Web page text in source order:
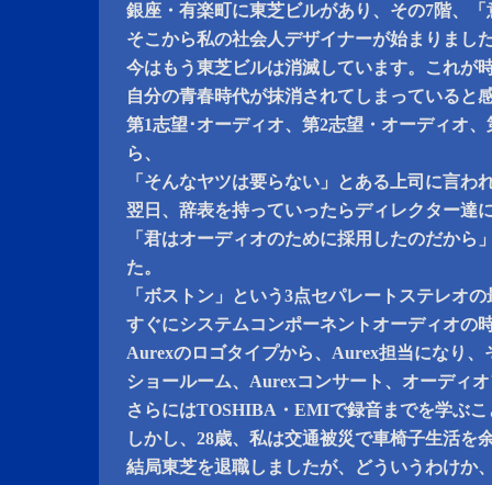
銀座・有楽町に東芝ビルがあり、その7階、
そこから私の社会人デザイナーが始まりまし
今はもう東芝ビルは消滅しています。これが
自分の青春時代が抹消されてしまっていると
第1志望･オーディオ、第2志望・オーディオ
ら、
「そんなヤツは要らない」とある上司に言わ
翌日、辞表を持っていったらディレクター達
「君はオーディオのために採用したのだから
た。
「ボストン」という3点セパレートステレオ
すぐにシステムコンポーネントオーディオの
Aurexのロゴタイプから、Aurex担当になり
ショールーム、Aurexコンサート、オーディ
さらにはTOSHIBA・EMIで録音までを学ぶ
しかし、28歳、私は交通被災で車椅子生活を
結局東芝を退職しましたが、どういうわけか